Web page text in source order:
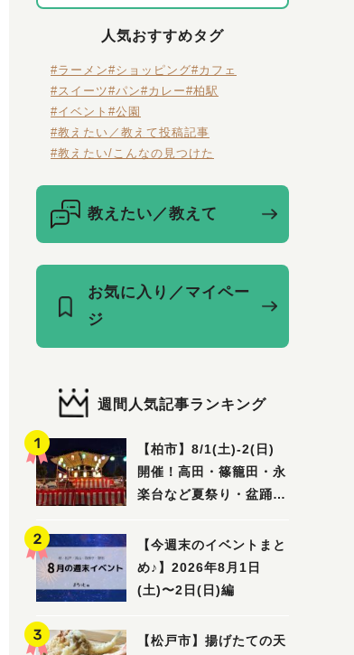
人気おすすめタグ
#ラーメン#ショッピング#カフェ
#スイーツ#パン#カレー#柏駅
#イベント #公園
#教えたい／教えて投稿記事
#教えたい/こんなの見つけた
教えたい／教えて
お気に入り／マイペー
ジ
週間人気記事ランキング
【柏市】8/1(土)‐2(日)
開催！高田・篠籠田・永
楽台など夏祭り・盆踊り
【今週末のイベントまと
め♪】2026年8月1日
(土)〜2日(日)編
【松戸市】揚げたての天